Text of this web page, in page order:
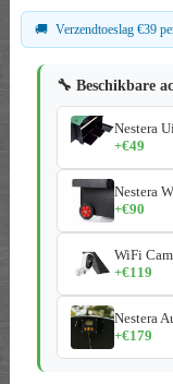
🚚 Verzendtoeslag €39
🔧 Beschikbare
Nestera
+€49
Nestera
+€90
WiFi
+€119
Nestera
+€179